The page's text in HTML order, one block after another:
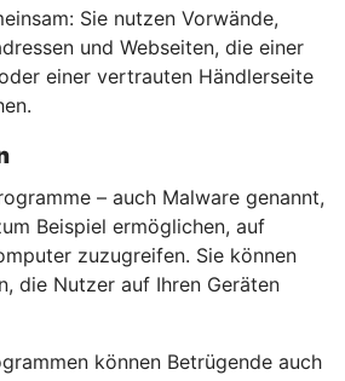
Sie nutzen Vorwände,
und Webseiten, die einer
einer vertrauten Händlerseite
– auch Malware genannt,
Beispiel ermöglichen, auf
zuzugreifen. Sie können
die Nutzer auf Ihren Geräten
können Betrügende auch